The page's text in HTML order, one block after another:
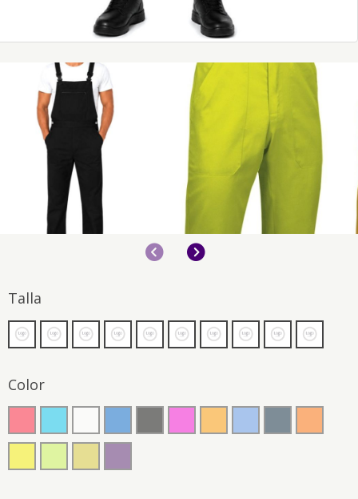
AnteriorSiguiente
Talla
Color